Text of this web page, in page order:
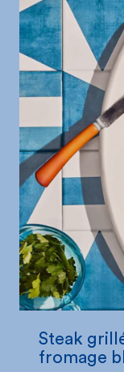
Steak
fromage